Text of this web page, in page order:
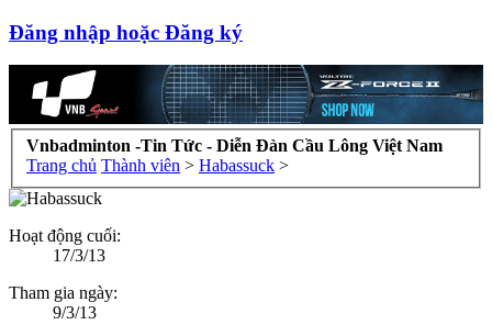
Đăng nhập hoặc Đăng ký
Vnbadminton -Tin Tức - Diễn Đàn Cầu Lông Việt Nam
Trang chủ Thành viên > Habassuck >
Hoạt động cuối:
17/3/13
Tham gia ngày:
9/3/13